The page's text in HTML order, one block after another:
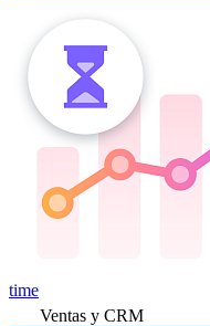
time
Ventas y CRM